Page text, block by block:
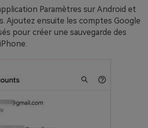
Paramètres sur Android et
Ajoutez ensuite les comptes Google
pour créer une sauvegarde des